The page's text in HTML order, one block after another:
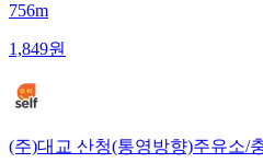
756m
1,849원
(주)대교 산청(통영방향)주유소/